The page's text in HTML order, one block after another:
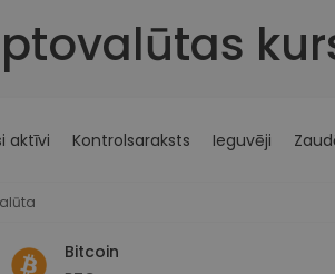
cenas
nekā 300 kriptovalūtu Nesen
Pērciet vairāk nekā 300
kriptovalūtas
iespējas
aktīvi Kontrolsaraksts Ieguvēji
Bitcoin